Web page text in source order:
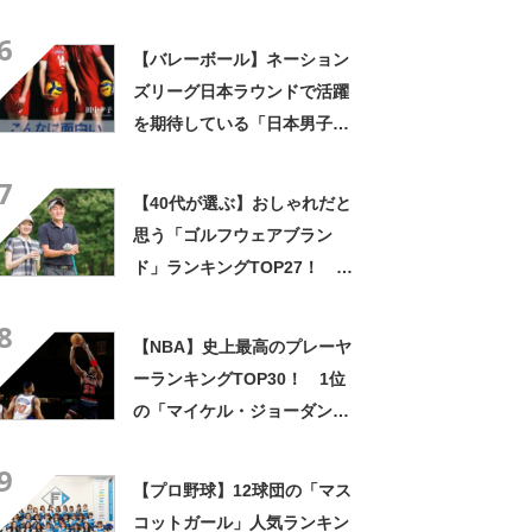
【バレーボール】ネーション
ズリーグ日本ラウンドで活躍
を期待している「日本男子バ
【40代が選ぶ】おしゃれだと
思う「ゴルフウェアブラン
ド」ランキングTOP27！ 第
【NBA】史上最高のプレーヤ
ーランキングTOP30！ 1位
の「マイケル・ジョーダン」
【プロ野球】12球団の「マス
コットガール」人気ランキン